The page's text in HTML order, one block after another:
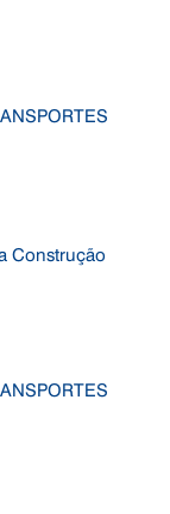
Construção